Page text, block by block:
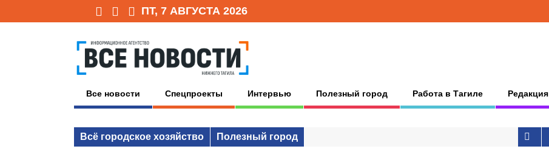
ПТ, 7 АВГУСТА 2026
Все новости Спецпроекты Интервью Полезный город Работа в Тагиле Редакция
Всё городское хозяйство Полезный город